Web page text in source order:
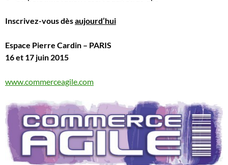
Inscrivez-vous dèsaujourd’hui
Espace Pierre Cardin – PARIS
16 et 17 juin 2015
www.commerceagile.com